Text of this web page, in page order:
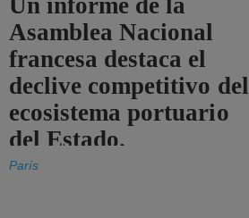
Un informe de la
Asamblea Nacional
francesa destaca el
declive competitivo del
ecosistema portuario
del Estado.
París